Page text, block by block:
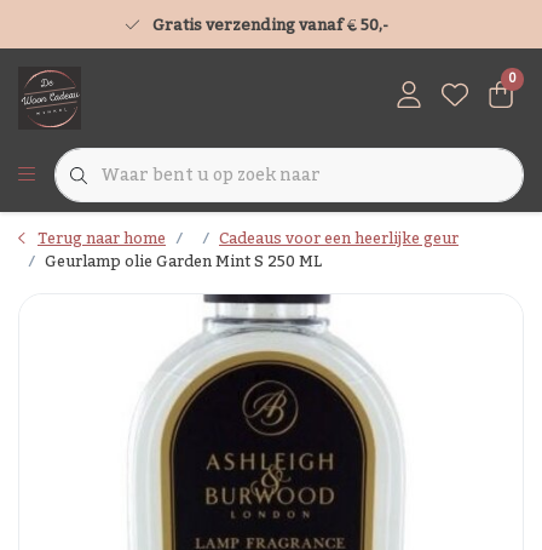
Gratis verzending vanaf € 50,-
0
Terug naar home Cadeaus voor een heerlijke geur
Geurlamp olie Garden Mint S 250 ML